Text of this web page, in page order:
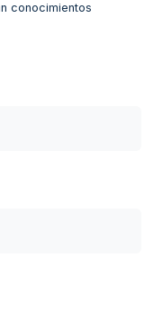
conocimientos